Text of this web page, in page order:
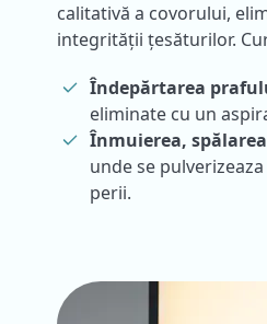
calitativă a covorului,
integrității țesăturilor.
Îndepărtarea
eliminate cu un
Înmuierea,
unde se
perii.